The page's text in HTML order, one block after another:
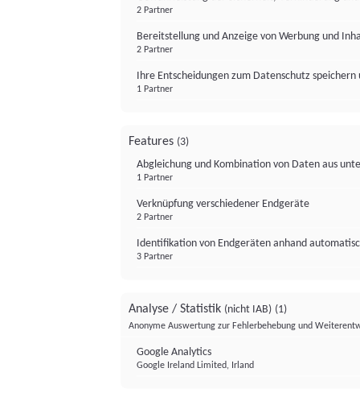
2 Partner
Bereitstellung und Anzeige von Werbung und
2 Partner
Ihre Entscheidungen zum Datenschutz
1 Partner
Features (3)
Abgleichung und Kombination von Daten aus
1 Partner
Verknüpfung verschiedener Endgeräte
2 Partner
Identifikation von Endgeräten anhand
3 Partner
Analyse / Statistik (nicht IAB) (1)
Anonyme Auswertung zur Fehlerbehebung und
Google Analytics
Google Ireland Limited, Irland